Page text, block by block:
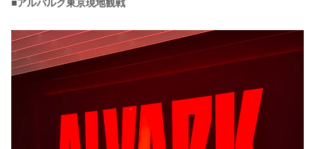
■アルバルク東京現地観戦